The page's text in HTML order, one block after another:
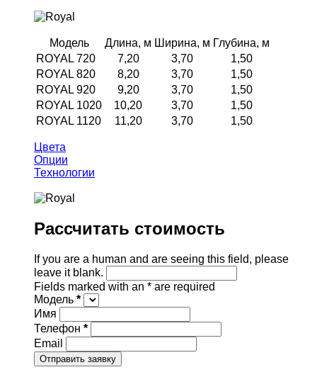
Модель Длина, м Ширина, м Глубина, м
ROYAL 720
7,20 3,70
1,50
ROYAL 820
8,20 3,70
1,50
ROYAL 920
9,20 3,70
1,50
ROYAL 1020
10,20 3,70
1,50
ROYAL 1120
11,20 3,70 1,50
Цвета
Опции
Технологии
Рассчитать стоимость
If you are a human and are seeing this field, please
leave it blank.
Fields marked with an * are required
Модель *
Имя
Телефон *
Email